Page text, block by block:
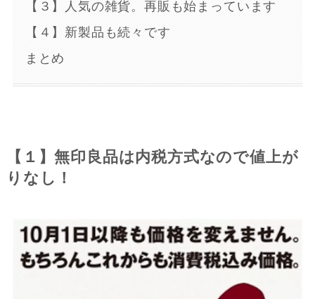
【３】人気の雑貨。再販も始まっています
【４】新製品も続々です
まとめ
【１】無印良品は内税方式なので値上が
りなし！